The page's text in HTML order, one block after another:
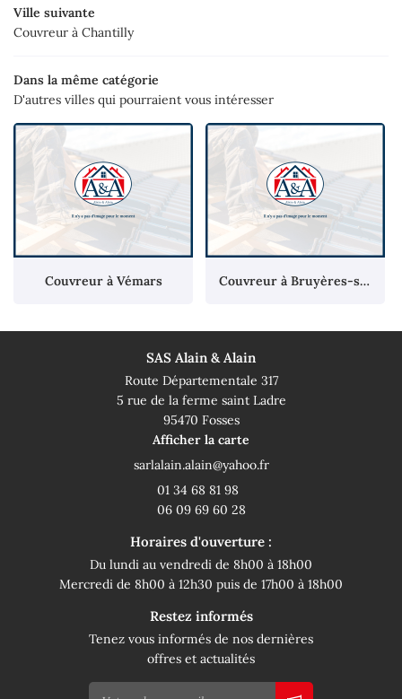
Ville suivante
Couvreur à Chantilly
Dans la même catégorie
D'autres villes qui pourraient vous intéresser
Couvreur à Vémars Couvreur à Bruyères-sur-Oise
SAS Alain & Alain
Route Départementale 317
5 rue de la ferme saint Ladre
95470 Fosses
Afficher la carte
01 34 68 81 98
06 09 69 60 28
Horaires d'ouverture :
Du lundi au vendredi de 8h00 à 18h00
Mercredi de 8h00 à 12h30 puis de 17h00 à 18h00
Restez informés
Tenez vous informés de nos dernières
offres et actualités